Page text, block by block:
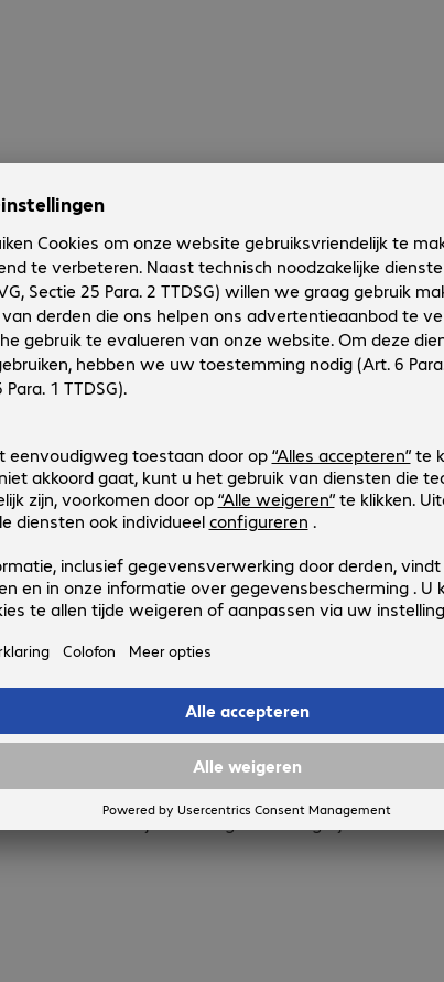
Productconfiguratie
€ 32.645
€ 32.645,00
Bestel nu en we verzenden dit artikel zodra
het beschikbaar is.
Momenteel niet op voorraad.
In winkelwagen
Aan lijst toevoegen Vergelijken